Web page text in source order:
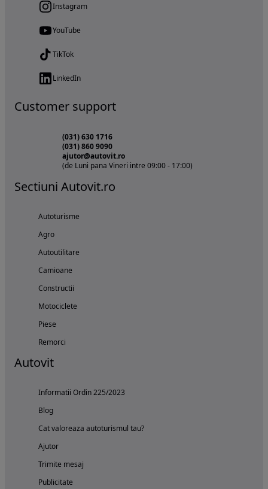
Instagram
YouTube
TikTok
LinkedIn
Customer support
(031) 630 1716
(031) 860 9090
ajutor@autovit.ro
(de Luni pana Vineri intre 09:00 - 17:00)
Sectiuni Autovit.ro
Autoturisme
Agro
Autoutilitare
Camioane
Constructii
Motociclete
Piese
Remorci
Autovit
Informatii Ordin 225/2023
Blog
Cat valoreaza autoturismul tau?
Ajutor
Trimite mesaj
Publicitate